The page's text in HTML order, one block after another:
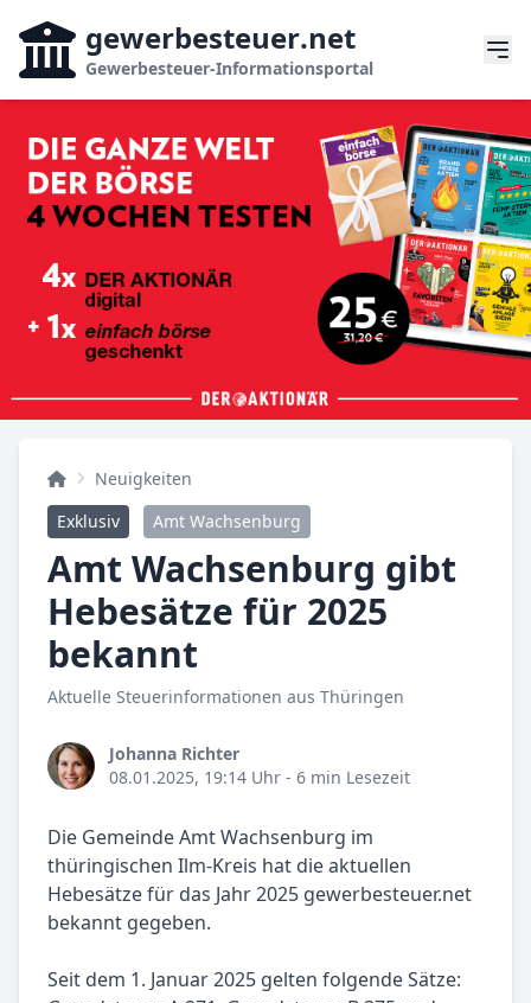
gewerbesteuer.net
Gewerbesteuer-Informationsportal
Neuigkeiten
Exklusiv
Amt Wachsenburg
Amt Wachsenburg gibt
Hebesätze für 2025
bekannt
Aktuelle Steuerinformationen aus Thüringen
Johanna Richter
08.01.2025, 19:14 Uhr - 6 min Lesezeit
Die Gemeinde Amt Wachsenburg im
thüringischen Ilm-Kreis hat die aktuellen
Hebesätze für das Jahr 2025 gewerbesteuer.net
bekannt gegeben.
Seit dem 1. Januar 2025 gelten folgende Sätze: